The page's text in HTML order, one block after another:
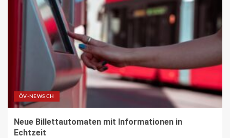
NACHHALTIGKEIT UND UMWELT DE
Entwaldungsverordnung:
Baugewerbe begrüsst EU-Einigung
18
PAKETZUSTELLER DE
Deutsche Post erweitert
Serviceangebot in Partnerfilialen:
Kooperation mit Western Union
ermöglicht weltweite Geldtransfers
ÖV-NEWS CH
Neue Billettautomaten mit Informationen in
Echtzeit